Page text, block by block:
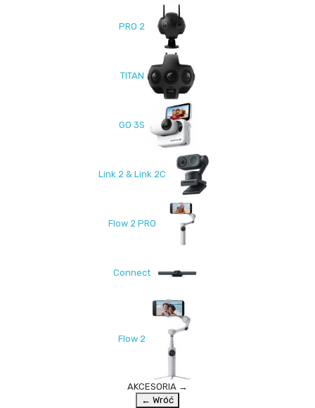
PRO 2
TITAN
GO 3S
Link 2 & Link 2C
Flow 2 PRO
Connect
Flow 2
AKCESORIA →
← Wróć